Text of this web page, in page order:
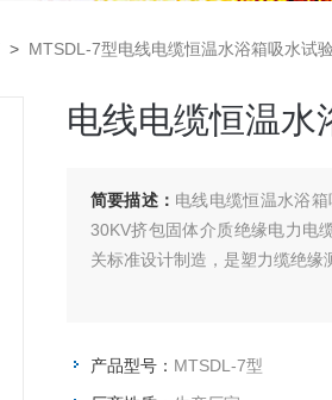
> MTSDL-7型电线电缆恒温水浴箱吸水试验
电线电缆恒温水
简要描述： 电线电缆恒温水浴
30KV挤包固体介质绝缘电力
关标准设计制造，是塑力缆绝缘
产品型号： MTSDL-7型